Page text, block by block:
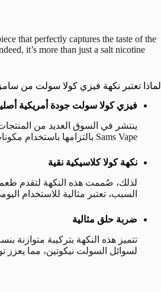
that perfectly captures the taste of the
it’s more than just a salt nicotine
لماذا تعتبر نكهة فيزي كولا سولت من
فيزي كولا سولت جودة أمريكية أصلية
Sams Vape بالتزامها باستخدام مكونات عالية الجودة، وهذا يضمن تجربة آمنة وممتعة.
نكهة كولا كلاسيكية نقية
السبب، تعتبر مثالية للاستخدام
ضربة حلق مثالية
لسوائل السولت نيكوتين، مما يعزز